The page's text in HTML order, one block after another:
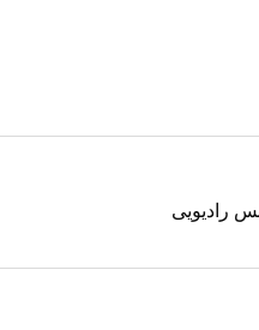
رادیویی